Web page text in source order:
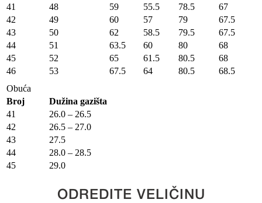
41
48 59 55.5 78.5
67
42
49 60 57 79
67.5
43
50 62 58.5 79.5
67.5
44
51 63.5 60 80
68
45
52 65 61.5 80.5
68
46
53 67.5 64 80.5
68.5
Obuća
Broj
Dužina gazišta
41
26.0 – 26.5
42
26.5 – 27.0
43
27.5
44
28.0 – 28.5
45
29.0
ODREDITE VELIČINU